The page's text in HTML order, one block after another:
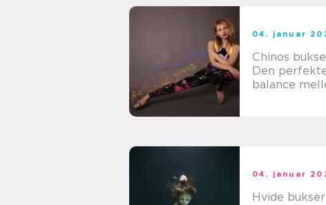
04. januar
Chinos
Den
balance
04. januar
Hvide